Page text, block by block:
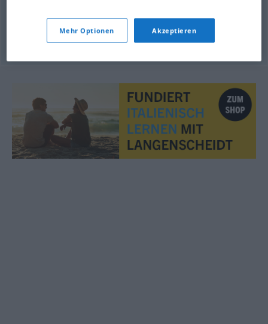
sotterramento,tomba,tumulo
Mehr Optionen Akzeptieren